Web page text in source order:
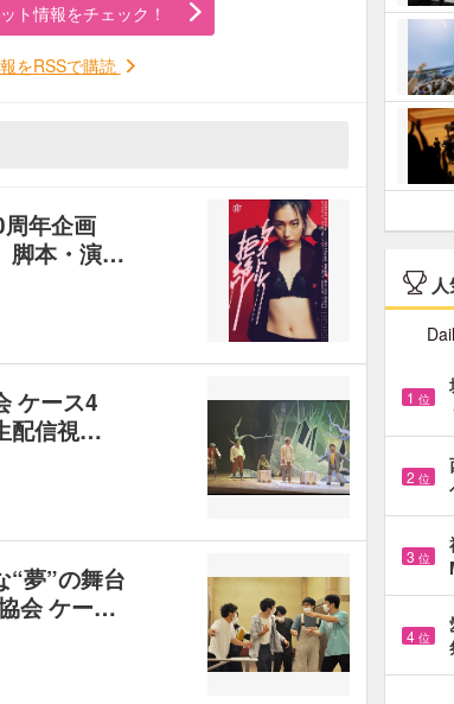
ト情報をチェック！
をRSSで購読
年企画
脚本・演…
ケース4
配信視…
“夢”の舞台
会 ケー…
1 位
2 位
3 位
4 位